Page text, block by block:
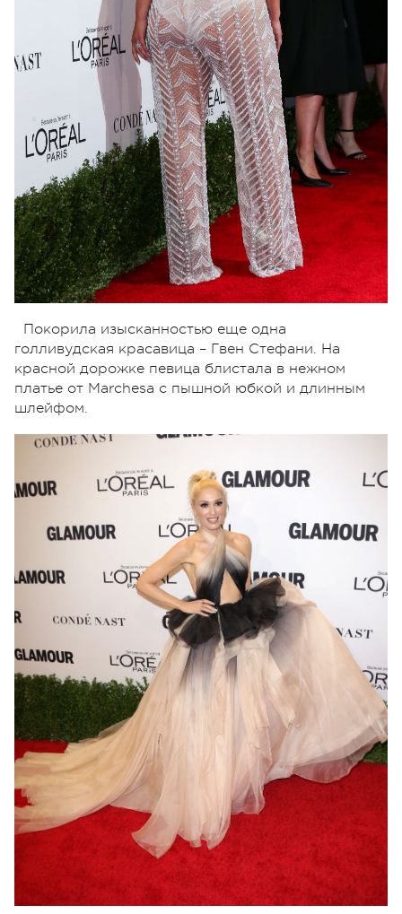
Покорила изысканностью еще одна
голливудская красавица – Гвен Стефани. На
красной дорожке певица блистала в нежном
платье от Marchesa с пышной юбкой и длинным
шлейфом.